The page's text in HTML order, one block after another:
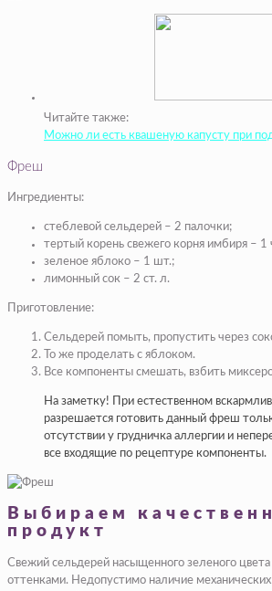
Читайте также:
Можно ли есть квашеную капусту при
Фреш
Ингредиенты:
стеблевой сельдерей – 2 палочки;
тертый корень свежего корня имбиря – 1
зеленое яблоко – 1 шт.;
лимонный сок – 2 ст. л.
Приготовление:
Сельдерей помыть, пропустить через
То же проделать с яблоком.
Все компоненты смешать, взбить
На заметку! При естественном
разрешается готовить данный фреш
отсутствии у грудничка аллергии и
все входящие по рецептуре компоненты.
Выбираем
продукт
Свежий сельдерей насыщенного зеленого
оттенками. Недопустимо наличие